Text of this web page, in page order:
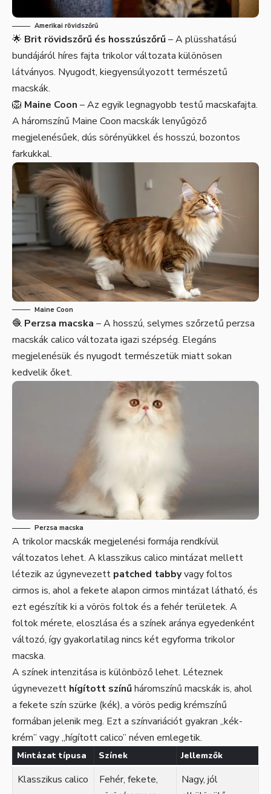
Amerikai rövidszőrű
🌟 Brit rövidszőrű és hosszúszőrű– A plüsshatású
bundájáról híres fajta trikolor változata különösen
látványos. Nyugodt, kiegyensúlyozott természetű
macskák.
🦁 Maine Coon – Az egyik legnagyobb testű macskafajta.
A háromszínű Maine Coon macskák lenyűgöző
megjelenésűek, dús sörényükkel és hosszú, bozontos
farkukkal.
Maine Coon
🧶 Perzsa macska – A hosszú, selymes szőrzetű perzsa
macskák calico változata igazi szépség. Elegáns
megjelenésük és nyugodt természetük miatt sokan
kedvelik őket.
Perzsa macska
A trikolor macskák megjelenési formája rendkívül
változatos lehet. A klasszikus calico mintázat mellett
létezik az úgynevezett patched tabbyvagy foltos
cirmos is, ahol a fekete alapon cirmos mintázat látható, és
ezt egészítik ki a vörös foltok és a fehér területek. A
foltok mérete, eloszlása és a színek aránya egyedenként
változó, így gyakorlatilag nincs két egyforma trikolor
macska.
A színek intenzitása is különböző lehet. Léteznek
úgynevezett hígított színűháromszínű macskák is, ahol
a fekete szín szürke (kék), a vörös pedig krémszínű
formában jelenik meg. Ezt a színvariációt gyakran „kék-
krém” vagy „hígított calico” néven emlegetik.
Mintázat típusa Színek Jellemzők
Klasszikus calico
Fehér, fekete,
Nagy, jól